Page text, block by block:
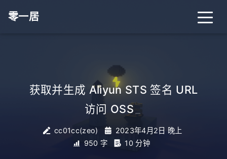
零一居
获取并生成 Aliyun STS 签名 URL
访问 OSS_
cc01cc(zeo)
2023年4月2日 晚上
950 字
10 分钟